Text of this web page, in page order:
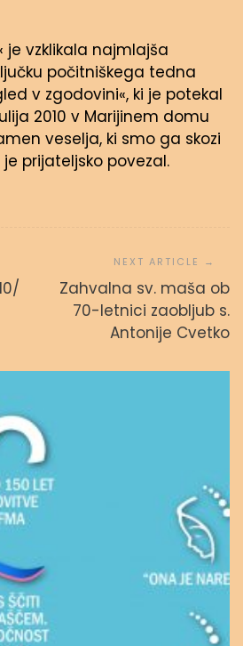
je vzklikala najmlajša
počitniškega tedna
v zgodovini«, ki je potekal
2010 v Marijinem domu
veselja, ki smo ga skozi
prijateljsko povezal.
Zahvalna sv. maša ob
70-letnici zaobljub s.
Antonije Cvetko